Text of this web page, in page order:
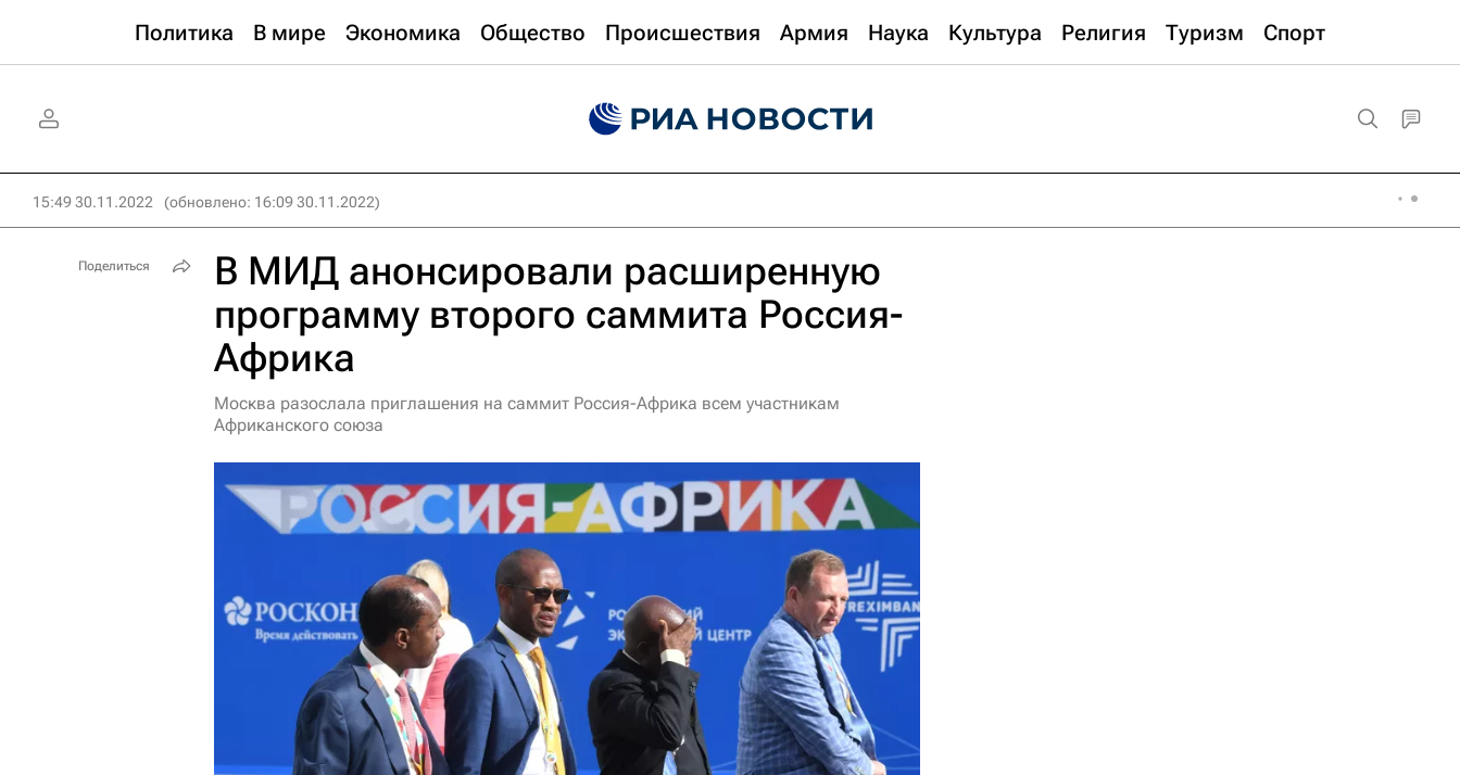
Политика В мире Экономика Общество Происшествия Армия Наука Культура Религия Туризм Спорт
15:49 30.11.2022 (обновлено: 16:09 30.11.2022)
В МИД анонсировали расширенную
программу второго саммита Россия-
Африка
Москва разослала приглашения на саммит Россия-Африка всем участникам
Африканского союза
Поделиться